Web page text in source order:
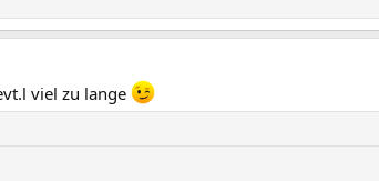
viel zu lange